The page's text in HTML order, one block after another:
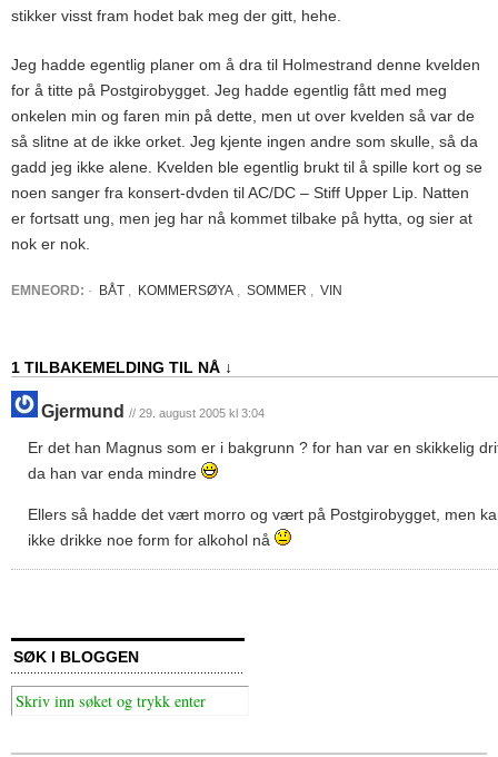
stikker visst fram hodet bak meg der gitt, hehe.
Jeg hadde egentlig planer om å dra til Holmestrand denne kvelden
for å titte på Postgirobygget. Jeg hadde egentlig fått med meg
onkelen min og faren min på dette, men ut over kvelden så var de
så slitne at de ikke orket. Jeg kjente ingen andre som skulle, så da
gadd jeg ikke alene. Kvelden ble egentlig brukt til å spille kort og se
noen sanger fra konsert-dvden til AC/DC – Stiff Upper Lip. Natten
er fortsatt ung, men jeg har nå kommet tilbake på hytta, og sier at
nok er nok.
EMNEORD: · BÅT KOMMERSØYA SOMMER VIN
1 TILBAKEMELDING TIL NÅ ↓
Gjermund // 29. august 2005 kl 3:04
Er det han Magnus som er i bakgrunn ? for han var en skikkelig
da han var enda mindre
Ellers så hadde det vært morro og vært på Postgirobygget, men
ikke drikke noe form for alkohol nå
SØK I BLOGGEN